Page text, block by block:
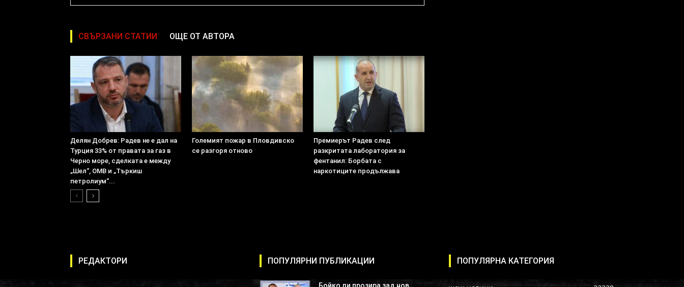
СВЪРЗАНИ СТАТИИ ОЩЕ ОТ АВТОРА
Делян Добрев: Радев не е дал на
Турция 33% от правата за газ в
Черно море, сделката е между
„Шел“, ОМВ и „Търкиш
петролиум“...
Големият пожар в Пловдивско
се разгоря отново
Премиерът Радев след
разкритата лаборатория за
фентанил: Борбата с
наркотиците продължава
РЕДАКТОРИ ПОПУЛЯРНИ ПУБЛИКАЦИИ ПОПУЛЯРНА КАТЕГОРИЯ